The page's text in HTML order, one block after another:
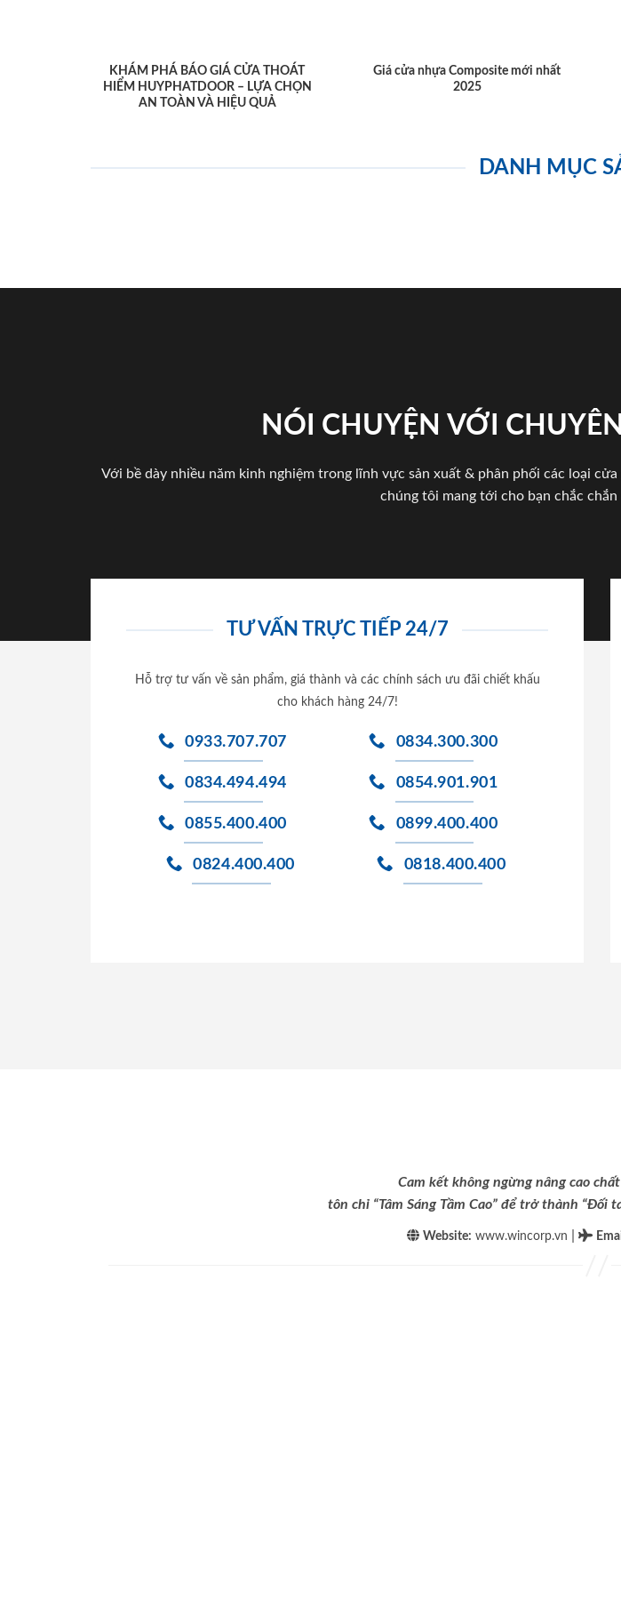
KHÁM PHÁ BÁO GIÁ CỬA THOÁT
HIỂM HUYPHATDOOR – LỰA CHỌN
AN TOÀN VÀ HIỆU QUẢ
Giá cửa nhựa Composite mới nhất
2025
DANH MỤC
NÓI CHUYỆN VỚI
Với bề dày nhiều năm kinh nghiệm trong lĩnh vực sản xuất & phân phối các loại
chúng tôi mang tới cho bạn chắc
TƯ VẤN TRỰC TIẾP 24/7
Hỗ trợ tư vấn về sản phẩm, giá thành và các chính sách ưu đãi chiết khấu
cho khách hàng 24/7!
0933.707.707
0834.494.494
0855.400.400
0824.400.400
0834.300.300
0854.901.901
0899.400.400
0818.400.400
Cam kết không ngừng nâng cao
tôn chỉ “Tâm Sáng Tầm Cao” để trở thành “Đối
Website: www.wincorp.vn